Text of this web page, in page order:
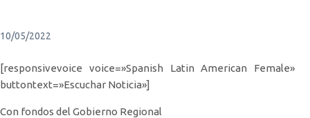
10/05/2022
[responsivevoice voice=»Spanish Latin American Female»
buttontext=»Escuchar Noticia»]
Con fondos del Gobierno Regional